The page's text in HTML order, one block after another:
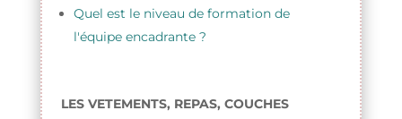
Quel est le niveau de formation de
l'équipe encadrante ?
LES VETEMENTS, REPAS, COUCHES